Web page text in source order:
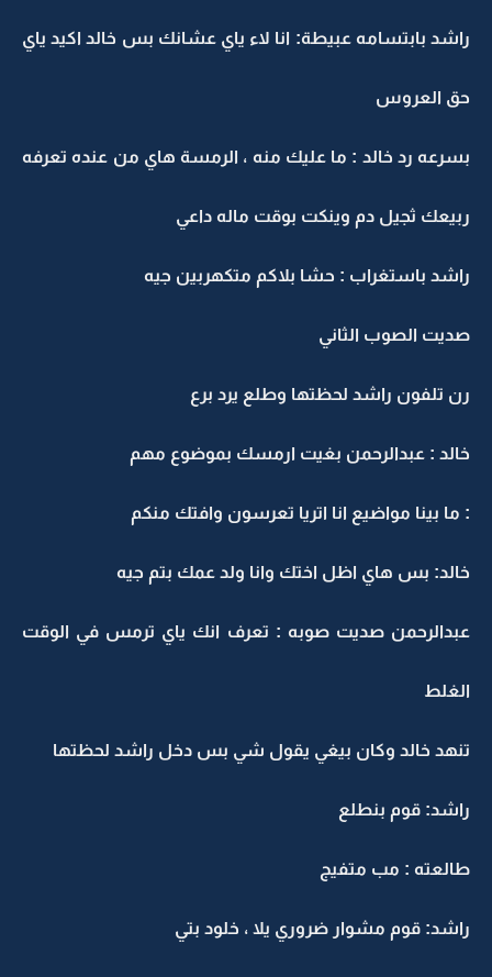
راشد بابتسامه عبيطة: انا لاء ياي عشانك بس خالد اكيد ياي
حق العروس
بسرعه رد خالد : ما عليك منه ، الرمسة هاي من عنده تعرفه
ربيعك ثجيل دم وينكت بوقت ماله داعي
راشد باستغراب : حشا بلاكم متكهربين جيه
صديت الصوب الثاني
رن تلفون راشد لحظتها وطلع يرد برع
خالد : عبدالرحمن بغيت ارمسك بموضوع مهم
: ما بينا مواضيع انا اتريا تعرسون وافتك منكم
خالد: بس هاي اظل اختك وانا ولد عمك بتم جيه
عبدالرحمن صديت صوبه : تعرف انك ياي ترمس في الوقت
الغلط
تنهد خالد وكان بيغي يقول شي بس دخل راشد لحظتها
راشد: قوم بنطلع
طالعته : مب متفيج
راشد: قوم مشوار ضروري يلا ، خلود بتي